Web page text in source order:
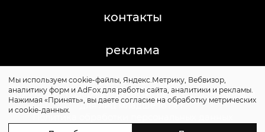
контакты
реклама
©2011-2026 Posta-Magazine
Сайт может содержать контент, не предназначенный
для лиц младше 16 лет.
Политика обработки персональных данных
Мы используем cookie-файлы, Яндекс.Метрику, Вебвизор,
аналитику форм и AdFox для работы сайта, аналитики и рекламы.
Нажимая «Принять», вы даете согласие на обработку метрических
и cookie-данных.